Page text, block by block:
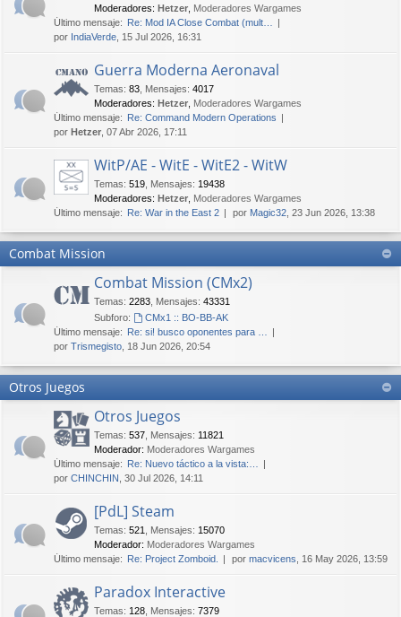
Moderadores: Hetzer Moderadores Wargames
Último mensaje: Re: Mod IA Close Combat (mult…
por IndiaVerde , 15 Jul 2026, 16:31
Guerra Moderna Aeronaval
Temas: 83 Mensajes: 4017
Moderadores: Hetzer Moderadores Wargames
Último mensaje: Re: Command Modern Operations
por Hetzer , 07 Abr 2026, 17:11
WitP/AE - WitE - WitE2 - WitW
Temas: 519 Mensajes: 19438
Moderadores: Hetzer Moderadores Wargames
Último mensaje: Re: War in the East 2 por Magic32 , 23 Jun 2026, 13:38
Combat Mission
Combat Mission (CMx2)
Temas: 2283 Mensajes: 43331
Subforo:
CMx1 :: BO-BB-AK
Último mensaje: Re: si! busco oponentes para …
por Trismegisto , 18 Jun 2026, 20:54
Otros Juegos
Otros Juegos
Temas: 537 Mensajes: 11821
Moderador: Moderadores Wargames
Último mensaje: Re: Nuevo táctico a la vista:…
por CHINCHIN , 30 Jul 2026, 14:11
[PdL] Steam
Temas: 521 Mensajes: 15070
Moderador: Moderadores Wargames
Último mensaje: Re: Project Zomboid. por macvicens , 16 May 2026, 13:59
Paradox Interactive
Temas: 128 Mensajes: 7379